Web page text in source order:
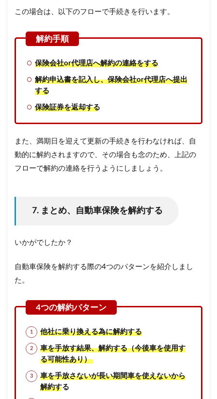
この場合は、以下のフローで手続きを行います。
保険会社or代理店へ解約の連絡をする
解約申込書を記入し、保険会社or代理店へ提出
する
保険証券を返却する
また、満期日を迎えて更新の手続きを行わなければ、自
動的に解約されますので、その場合も念のため、上記の
フローで解約の連絡を行うようにしましょう。
7. まとめ、自動車保険を解約する
いかがでしたか？
自動車保険を解約する際の4つのパターンを紹介しまし
た。
他社に乗り換える為に解約する
車を手放す結果、解約する（今後車を使用す
る可能性あり）
車を手放さないが長い期間車を使えないから
解約する